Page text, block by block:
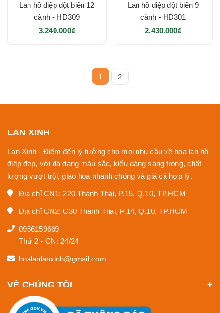
đều mang đến một cảm giác và ý nghĩa riêng,
niệm đặc biệt.
Lan hồ điệp đột biến 12
cành - HD309
3.240.000₫
Lan hồ điệp đột biến 9
cành - HD301
2.430.000₫
1 2
LAN XINH
Lan Xinh - Điểm đến lý tưởng cho mọi nhu cầu về hoa lan hồ
điệp đẹp, với đa dạng màu sắc, kiểu dáng sang trọng, chất
lượng vượt trội, giao hoa nhanh chóng và giá cả hợp lý.
Địa chỉ CN1: 220 Thành Thái, P.15, Q.10, TP.HCM
Địa chỉ CN2: C30 Thành Thái, P.14, Q.10, TP.HCM
0966159669
Thứ 2 - CN: 24/24
hoalanlanxinh@gmail.com
VỀ CHÚNG TÔI